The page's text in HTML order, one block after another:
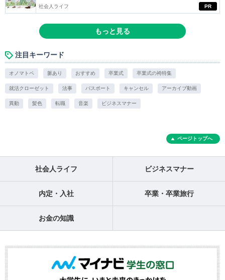
PR
社会人ライフ
もっと見る
注目キーワード
オノマトペ 脈あり おすすめ 卒業式 卒業式の袴特集
就活クローゼット 法事 パスポート キャンセル アーカイブ動画
異動 髪色 転職 音楽 ビジネスマナー
ページトップへ
社会人ライフ ビジネスマナー
内定・入社 卒業・卒業旅行
お金の知識